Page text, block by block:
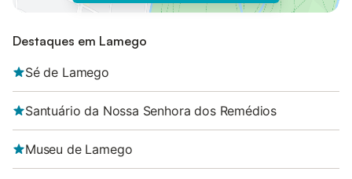
Destaques em Lamego
Sé de Lamego
Santuário da Nossa Senhora dos Remédios
Museu de Lamego